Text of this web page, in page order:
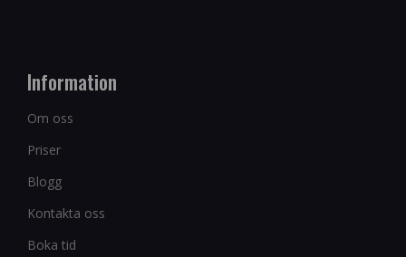
Information
Om oss
Priser
Blogg
Kontakta oss
Boka tid